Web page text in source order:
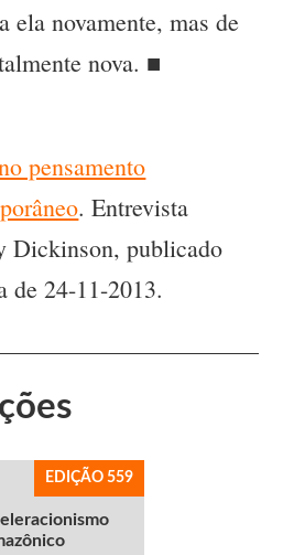
ela novamente, mas de
nova. ■
pensamento
. Entrevista
Dickinson, publicado
de 24-11-2013.
EDIÇÃO 559